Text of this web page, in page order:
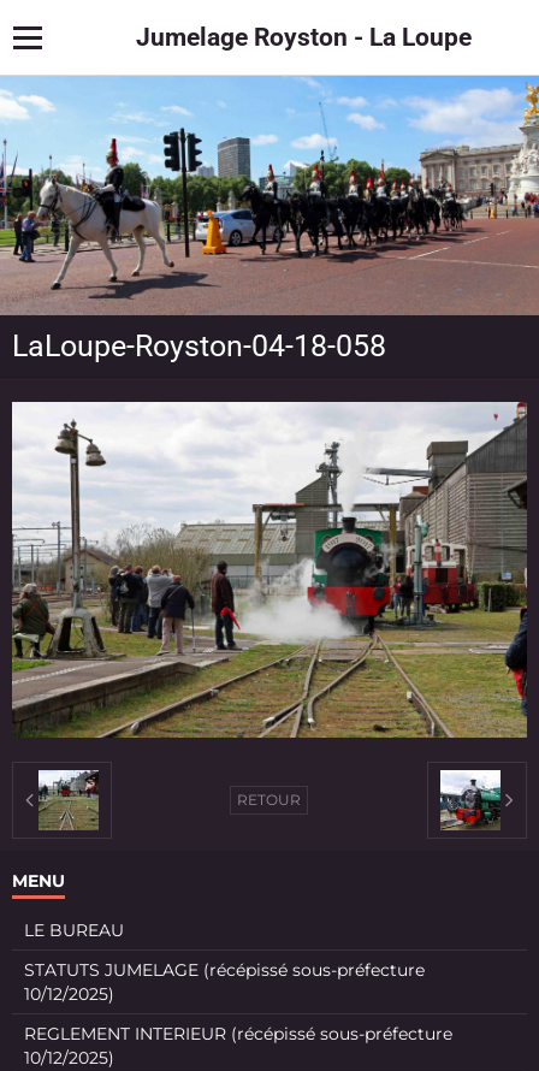
Jumelage Royston - La Loupe
LaLoupe-Royston-04-18-058
RETOUR
MENU
LE BUREAU
STATUTS JUMELAGE (récépissé sous-préfecture
10/12/2025)
REGLEMENT INTERIEUR (récépissé sous-préfecture
10/12/2025)